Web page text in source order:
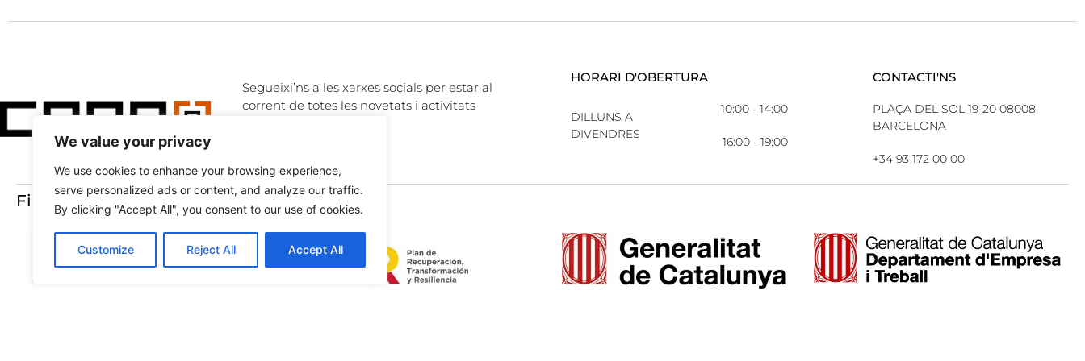
We value your privacy
We use cookies to enhance your browsing experience,
serve personalized ads or content, and analyze our traffic.
By clicking "Accept All", you consent to our use of cookies.
Customize Reject All Accept All
Segueixi’ns a les xarxes socials per estar al
corrent de totes les novetats i activitats
HORARI D'OBERTURA
DILLUNS A
DIVENDRES
10:00 - 14:00
16:00 - 19:00
CONTACTI'NS
PLAÇA DEL SOL 19-20 08008
BARCELONA
+34 93 172 00 00
Finançat amb: